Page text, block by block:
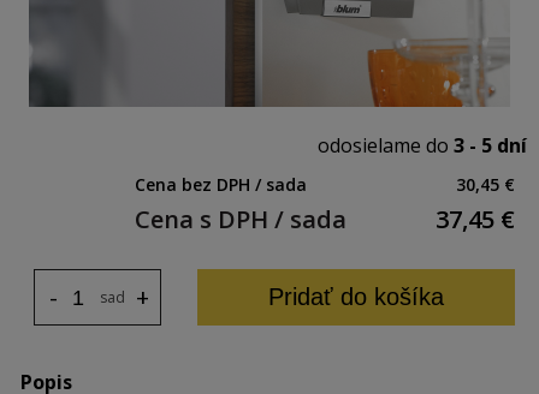
odosielame do 3 - 5 dní
Cena bez DPH / sada 30,45 €
Cena s DPH / sada 37,45 €
sada +
- Pridať do košíka
Popis